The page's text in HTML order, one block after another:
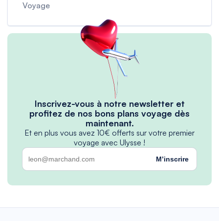
Voyage
Inscrivez-vous à notre newsletter et
profitez de nos bons plans voyage dès
maintenant.
Et en plus vous avez 10€ offerts sur votre premier
voyage avec Ulysse !
M’inscrire